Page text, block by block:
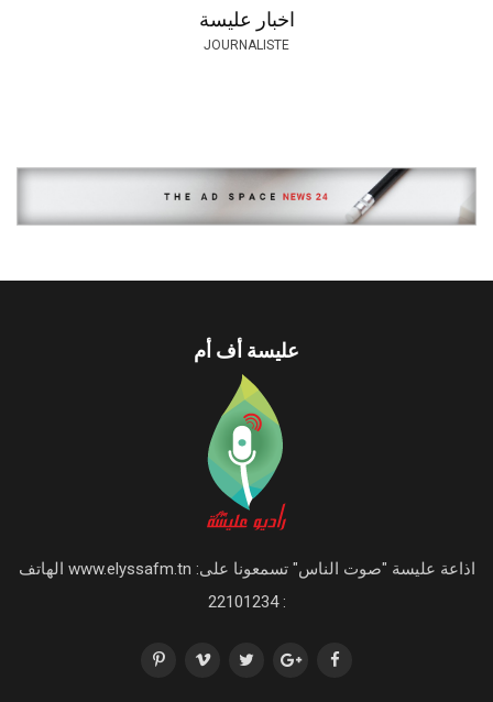
اخبار عليسة
JOURNALISTE
عليسة أف أم
اذاعة عليسة "صوت الناس" تسمعونا على: www.elyssafm.tn الهاتف
: 22101234